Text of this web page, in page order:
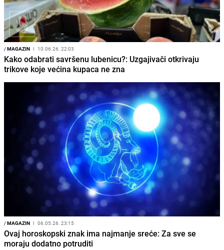
/MAGAZIN I 10.06.26. 22:03
Kako odabrati savršenu lubenicu?: Uzgajivači otkrivaju
trikove koje većina kupaca ne zna
/MAGAZIN I 06.05.26. 23:15
Ovaj horoskopski znak ima najmanje sreće: Za sve se
moraju dodatno potruditi